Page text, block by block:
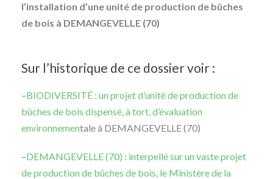
l’installation d’une unité de production de bûches
de bois à DEMANGEVELLE (70)
Sur l’historique de ce dossier voir :
–BIODIVERSITÉ : un projet d’unité de production de
bûches de bois dispensé, à tort, d’évaluation
environnementale à DEMANGEVELLE (70)
–DEMANGEVELLE (70) : interpellé sur un vaste projet
de production de bûches de bois, le Ministère de la